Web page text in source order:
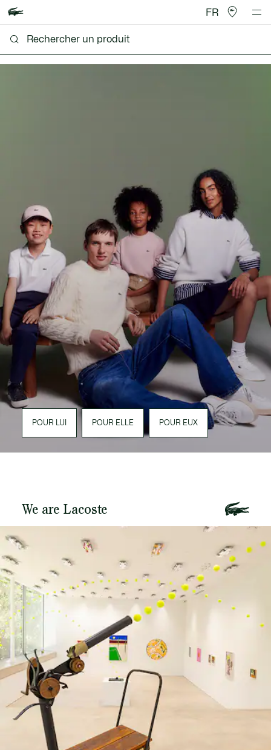
FR
POUR LUI POUR ELLE POUR EUX
We are Lacoste